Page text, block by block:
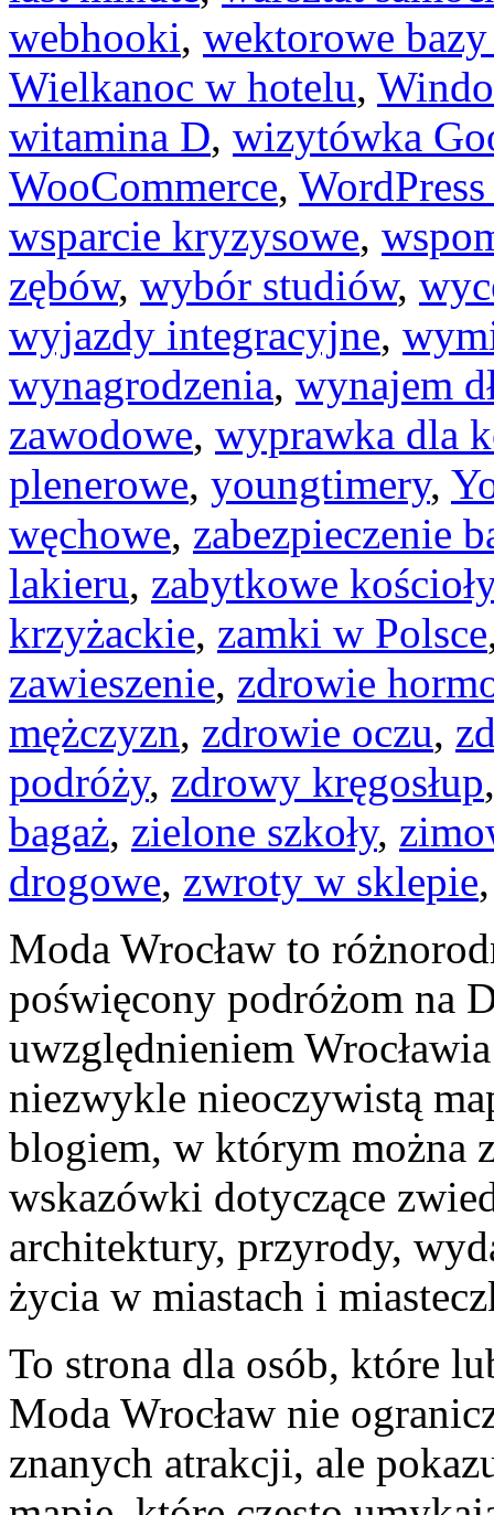
webhooki, wektorowe
Wielkanoc w hotelu,
witamina D, wizytówka
WooCommerce,
wsparcie kryzysowe,
zębów, wybór studiów,
wyjazdy integracyjne,
wynagrodzenia, wynajem
zawodowe, wyprawka dla
plenerowe, youngtimery,
węchowe, zabezpieczenie
lakieru, zabytkowe kościoły
krzyżackie, zamki w Polsce
zawieszenie, zdrowie
mężczyzn, zdrowie oczu,
podróży, zdrowy kręgosłup
bagaż, zielone szkoły,
drogowe, zwroty w sklepie
Moda Wrocław to
poświęcony podróżom na
uwzględnieniem
niezwykle nieoczywistą
blogiem, w którym można
wskazówki dotyczące
architektury, przyrody,
życia w miastach i
To strona dla osób, które
Moda Wrocław nie
znanych atrakcji, ale